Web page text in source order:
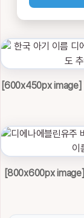
[600x450px image]
[800x600px image]